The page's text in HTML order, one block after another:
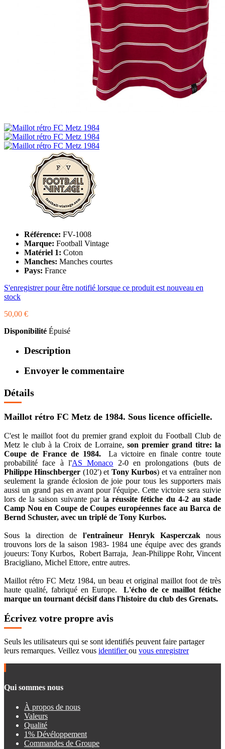
Référence: FV-1008
Marque: Football Vintage
Matériel 1: Coton
Manches: Manches courtes
Pays: France
S'enregistrer pour être notifié lorsque ce produit est nouveau en
stock
50,00 €
Disponibilité Épuisé
Description
Envoyer le commentaire
Détails
Maillot rétro FC Metz de 1984. Sous licence officielle.
C'est le maillot foot du premier grand exploit du Football Club de
Metz le club à la Croix de Lorraine, son premier grand titre: la
Coupe de France de 1984.La victoire en finale contre toute
probabilité face à l'AS Monaco 2-0 en prolongations (buts de
Philippe Hinschberger (102') et Tony Kurbos) et va entraîner non
seulement la grande éclosion de joie pour tous les supporters mais
aussi un grand pas en avant pour l'équipe. Cette victoire sera suivie
lors de la saison suivante par la réussite fétiche du 4-2 au stade
Camp Nou en Coupe de Coupes européennes face au Barca de
Bernd Schuster, avec un triplé de Tony Kurbos.
Sous la direction de l'entraîneur Henryk Kasperczaknous
trouvons lors de la saison 1983- 1984 une équipe avec des grands
joueurs: Tony Kurbos, Robert Barraja, Jean-Philippe Rohr, Vincent
Bracigliano, Michel Ettore, entre autres.
Maillot rétro FC Metz 1984, un beau et original maillot foot de très
haute qualité, fabriqué en Europe.L'écho de ce maillot fétiche
marque un tournant décisif dans l'histoire du club des Grenats.
Écrivez votre propre avis
Seuls les utilisateurs qui se sont identifiés peuvent faire partager
leurs remarques. Veillez vous identifierou vous enregistrer
Qui sommes nous
À propos de nous
Valeurs
Qualité
1% Dévéloppement
Commandes de Groupe